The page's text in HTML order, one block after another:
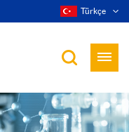
Türkçe